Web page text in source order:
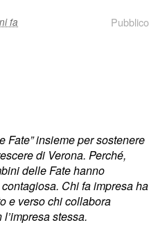
Pubblico
fa
Fate” insieme per sostenere
di Verona. Perché,
delle Fate hanno
Chi fa impresa ha
e verso chi collabora
stessa.